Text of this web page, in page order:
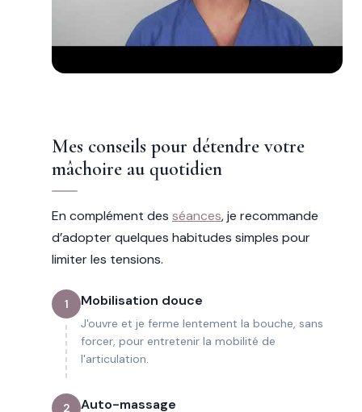
Mes conseils pour détendre votre
mâchoire au quotidien
En complément des séances, je recommande
d’adopter quelques habitudes simples pour
limiter les tensions.
1 Mobilisation douce
J'ouvre et je ferme lentement la bouche, sans
forcer, pour entretenir la mobilité de
l'articulation.
2 Auto-massage